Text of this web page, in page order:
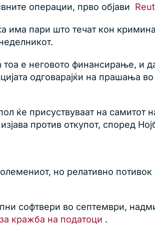
операции, прво објави
има пари што течат кон
е неговото финансирање, и
одговарајќи на прашања
ќе присуствуваат на самитот
против откупот, според
но релативно
софтвери во септември,
кражба на податоци .